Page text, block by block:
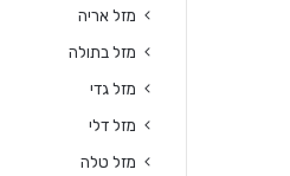
מזל אריה
מזל בתולה
מזל גדי
מזל דלי
מזל טלה